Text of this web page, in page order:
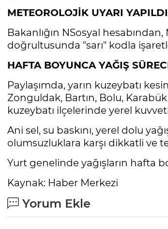
METEOROLOJİK UYARI YAPILDI
Bakanlığın NSosyal
doğrultusunda "sarı" kodla
HAFTA BOYUNCA YAĞIŞ
Paylaşımda, yarın kuzeybatı
Zonguldak, Bartın, Bolu,
kuzeybatı ilçelerinde yerel
Ani sel, su baskını, yerel dolu
olumsuzluklara karşı dikkatli ve
Yurt genelinde yağışların hafta
Kaynak: Haber Merkezi
Yorum Ekle